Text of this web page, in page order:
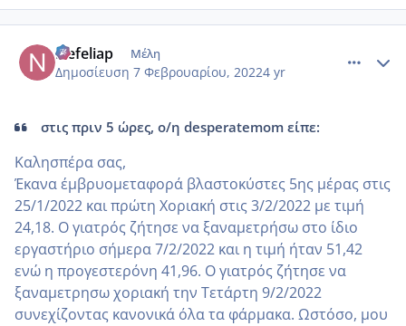
Nefeliap Μέλη
Δημοσίευση 7 Φεβρουαρίου, 20224 yr
στις πριν 5 ώρες, ο/η desperatemom είπε:
Καλησπέρα σας,
Έκανα έμβρυομεταφορά βλαστοκύστες 5ης μέρας στις
25/1/2022 και πρώτη Χοριακή στις 3/2/2022 με τιμή
24,18. Ο γιατρός ζήτησε να ξαναμετρήσω στο ίδιο
εργαστήριο σήμερα 7/2/2022 και η τιμή ήταν 51,42
ενώ η προγεστερόνη 41,96. Ο γιατρός ζήτησε να
ξαναμετρησω χοριακή την Τετάρτη 9/2/2022
συνεχίζοντας κανονικά όλα τα φάρμακα. Ωστόσο, μου